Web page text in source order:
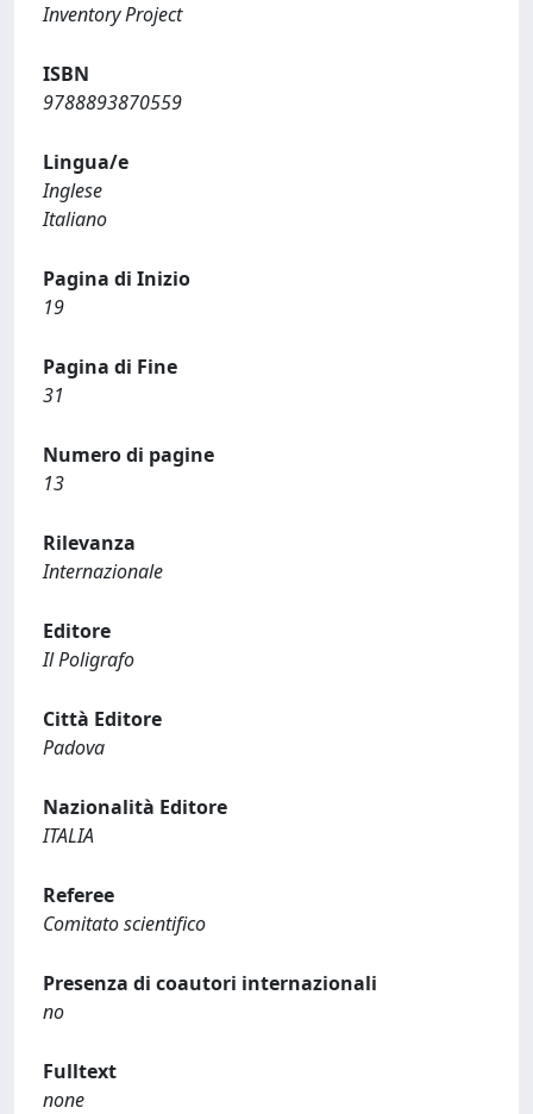
Inventory Project
ISBN
9788893870559
Lingua/e
Inglese
Italiano
Pagina di Inizio
19
Pagina di Fine
31
Numero di pagine
13
Rilevanza
Internazionale
Editore
Il Poligrafo
Città Editore
Padova
Nazionalità Editore
ITALIA
Referee
Comitato scientifico
Presenza di coautori internazionali
no
Fulltext
none